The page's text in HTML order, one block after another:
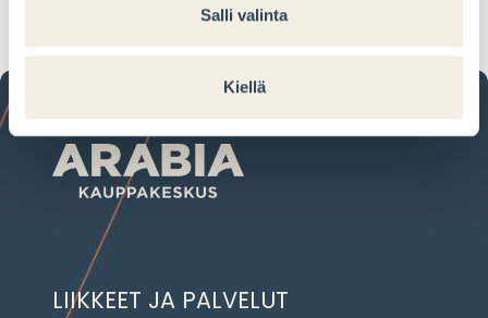
Salli valinta
Kiellä
LIIKKEET JA PALVELUT